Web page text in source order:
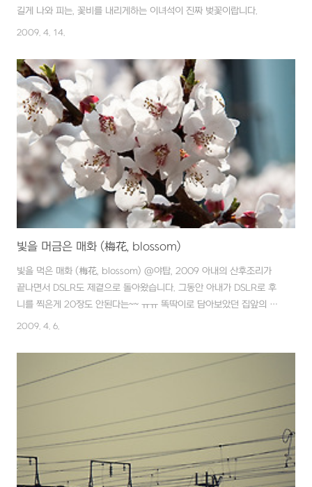
길게 나와 피는, 꽃비를 내리게하는 이녀석이 진짜 벚꽃이랍니다.
2009. 4. 14.
빛을 머금은 매화 (梅花, blossom)
빛을 먹은 매화 (梅花, blossom) @야탑, 2009 아내의 산후조리가
끝나면서 DSLR도 제곁으로 돌아왔습니다. 그동안 아내가 DSLR로 후
니를 찍은게 20장도 안된다는~~ ㅠㅠ 똑딱이로 담아보았던 집앞의 매
화를 다시 담아봤는데 브라운관으로 보다가 HDTV보는 느낌같네요. 벚
2009. 4. 6.